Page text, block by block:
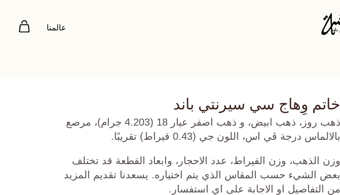
عالمنا
خاتم وِهاج سي سيرنتي باند
ذهب روز، ذهب ابيض، و ذهب اصفر عيار 18 (4.203 جرام)، مرصع
بالالماس درجة ڤي اس، اللون جي (0.43 قيراط) تقريبًا.
وزن الذهب، وزن القيراط، عدد الاحجار، وابعاد القطعة قد تختلف
بعض الشيء حسب المقاس الذي يتم اختياره. يسعدنا تقديم المزيد
من التفاصيل او الاجابة على اي استفسار.